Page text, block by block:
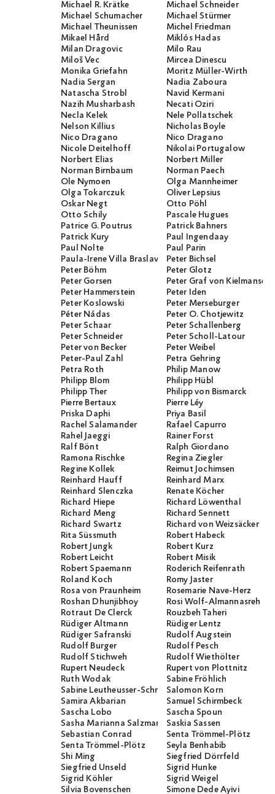
Michael R. Krätke
Michael Schneider
Michael Schumacher
Michael Stürmer
Michael Theunissen
Michel Friedman
Mikael Hård
Miklós Hadas
Milan Dragovic
Milo Rau
Miloš Vec
Mircea Dinescu
Monika Griefahn
Moritz Müller-Wirth
Nadia Sergan
Nadia Zaboura
Natascha Strobl
Navid Kermani
Nazih Musharbash
Necati Öziri
Necla Kelek
Nele Pollatschek
Nelson Killius
Nicholas Boyle
Nico Dragano
Nico Dragano
Nicole Deitelhoff
Nikolai Portugalow
Norbert Elias
Norbert Miller
Norman Birnbaum
Norman Paech
Ole Nymoen
Olga Mannheimer
Olga Tokarczuk
Oliver Lepsius
Oskar Negt
Otto Pöhl
Otto Schily
Pascale Hugues
Patrice G. Poutrus
Patrick Bahners
Patrick Kury
Paul Ingendaay
Paul Nolte
Paul Parin
Paula-Irene Villa BraslavskyPeter Bichsel
Peter Böhm
Peter Glotz
Peter Gorsen
Peter Graf von
Peter Hammerstein
Peter Iden
Peter Koslowski
Peter Merseburger
Péter Nádas
Peter O. Chotjewitz
Peter Schaar
Peter Schallenberg
Peter Schneider
Peter Scholl-Latour
Peter von Becker
Peter Weibel
Peter-Paul Zahl
Petra Gehring
Petra Roth
Philip Manow
Philipp Blom
Philipp Hübl
Philipp Ther
Philipp von Bismarck
Pierre Bertaux
Pierre Léy
Priska Daphi
Priya Basil
Rachel Salamander
Rafael Capurro
Rahel Jaeggi
Rainer Forst
Ralf Bönt
Ralph Giordano
Ramona Rischke
Regina Ziegler
Regine Kollek
Reimut Jochimsen
Reinhard Hauff
Reinhard Marx
Reinhard Slenczka
Renate Köcher
Richard Hiepe
Richard Löwenthal
Richard Meng
Richard Sennett
Richard Swartz
Richard von Weizsäcker
Rita Süssmuth
Robert Habeck
Robert Jungk
Robert Kurz
Robert Leicht
Robert Misik
Robert Spaemann
Roderich Reifenrath
Roland Koch
Romy Jaster
Rosa von Praunheim
Rosemarie Nave-Herz
Roshan Dhunjibhoy
Rosi Wolf-Almannasreh
Rotraut De Clerck
Rouzbeh Taheri
Rüdiger Altmann
Rüdiger Lentz
Rüdiger Safranski
Rudolf Augstein
Rudolf Burger
Rudolf Pesch
Rudolf Stichweh
Rudolf Wiethölter
Rupert Neudeck
Rupert von Plottnitz
Ruth Wodak
Sabine Fröhlich
Sabine Leutheusser-Schnarrenberger
Salomon Korn
Samira Akbarian
Samuel Schirmbeck
Sascha Lobo
Sascha Spoun
Sasha Marianna Salzmann Saskia Sassen
Sebastian Conrad
Senta Trömmel-Plötz
Senta Trömmel-Plötz
Seyla Benhabib
Shi Ming
Siegfried Dörrfeld
Siegfried Unseld
Sigrid Hunke
Sigrid Köhler
Sigrid Weigel
Silvia Bovenschen
Simone Dede Ayivi